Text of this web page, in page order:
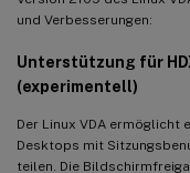
und Verbesserungen:
Unterstützung für
(experimentell)
Der Linux VDA ermöglicht
Desktops mit
teilen. Die